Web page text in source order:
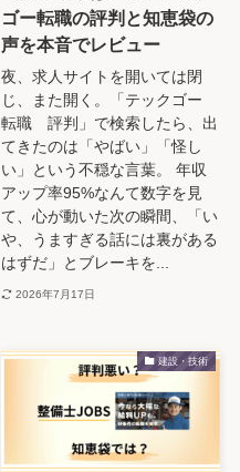
ゴー転職の評判と知恵袋の
声を本音でレビュー
夜、求人サイトを開いては閉
じ、また開く。「テックゴー
転職 評判」で検索したら、出
てきたのは「やばい」「怪し
い」という不穏な言葉。 年収
アップ率95%なんて数字を見
て、心が動いた次の瞬間、「い
や、うますぎる話には裏がある
はずだ」とブレーキを...
2026年7月17日
建設・技術